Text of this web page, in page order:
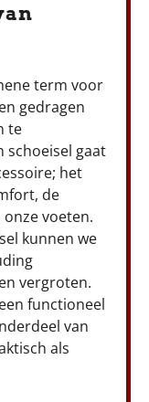
term voor
gedragen
te
schoeisel gaat
het
de
voeten.
kunnen we
vergroten.
functioneel
van
als